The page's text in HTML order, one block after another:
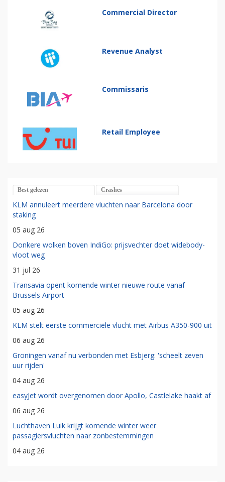
Commercial Director
Revenue Analyst
Commissaris
Retail Employee
Best gelezen Crashes
KLM annuleert meerdere vluchten naar Barcelona door
staking
05 aug 26
Donkere wolken boven IndiGo: prijsvechter doet widebody-
vloot weg
31 jul 26
Transavia opent komende winter nieuwe route vanaf
Brussels Airport
05 aug 26
KLM stelt eerste commerciële vlucht met Airbus A350-900 uit
06 aug 26
Groningen vanaf nu verbonden met Esbjerg: 'scheelt zeven
uur rijden'
04 aug 26
easyJet wordt overgenomen door Apollo, Castlelake haakt af
06 aug 26
Luchthaven Luik krijgt komende winter weer
passagiersvluchten naar zonbestemmingen
04 aug 26